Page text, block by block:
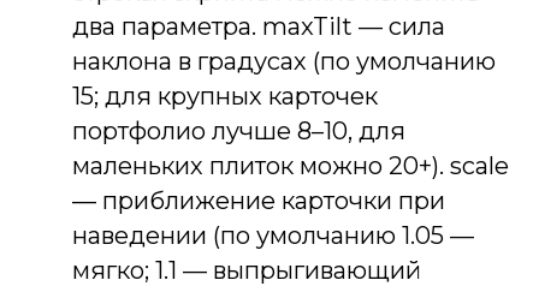
два параметра. maxTilt — сила
наклона в градусах (по умолчанию
15; для крупных карточек
портфолио лучше 8–10, для
маленьких плиток можно 20+). scale
— приближение карточки при
наведении (по умолчанию 1.05 —
мягко; 1.1 — выпрыгивающий
Проконсультироваться
info@gspdevelopment.ru
Политика в отношении обработки
персональных данных
GSP DEVELOPMENT ГСП РАЗРАБОТКА
ИП Старцев Григорий Алексеевич
ИНН 773570254310
ОГРНИП 326774600491400
Материалы сайта не являются публичной офертой.
Окончательные условия определяются в договоре с клиентом.